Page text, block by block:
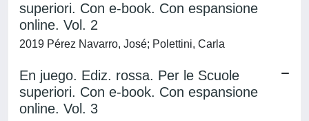
superiori. Con e-book. Con espansione
online. Vol. 2
2019 Pérez Navarro, José; Polettini, Carla
En juego. Ediz. rossa. Per le Scuole
superiori. Con e-book. Con espansione
online. Vol. 3